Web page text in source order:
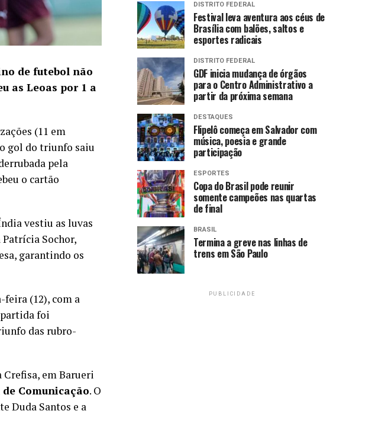
de futebol não
as Leoas por 1 a
(11 em
gol do triunfo saiu
pela
o cartão
vestiu as luvas
Sochor,
garantindo os
(12), com a
foi
das rubro-
Crefisa, em Barueri
Comunicação. O
Duda Santos e a
DISTRITO FEDERAL
Festival leva aventura aos céus de
Brasília com balões, saltos e
esportes radicais
DISTRITO FEDERAL
GDF inicia mudança de órgãos
para o Centro Administrativo a
partir da próxima semana
DESTAQUES
Flipelô começa em Salvador com
música, poesia e grande
participação
ESPORTES
Copa do Brasil pode reunir
somente campeões nas quartas
de final
BRASIL
Termina a greve nas linhas de
trens em São Paulo
PUBLICIDADE